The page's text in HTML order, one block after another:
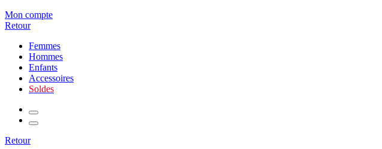
Mon compte
Retour
Femmes
Hommes
Enfants
Accessoires
Soldes
Retour